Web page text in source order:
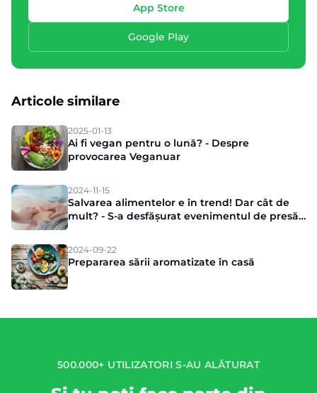
App Store
Google Play
Articole similare
2025-01-13
Ai fi vegan pentru o lună? - Despre
provocarea Veganuar
2024-11-15
Salvarea alimentelor e în trend! Dar cât de
mult? - S-a desfășurat evenimentul de presă
2024-09-22
Prepararea sării aromatizate în casă
500.000+ UTILIZATORI S-AU ALĂTURAT